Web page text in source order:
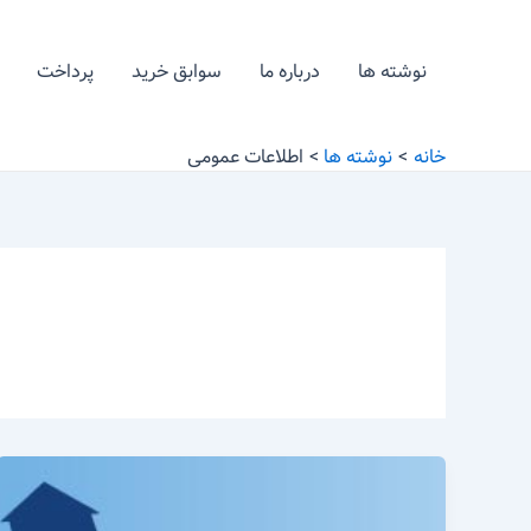
نوشته ها درباره ما سوابق خرید پرداخت
خانه نوشته ها اطلاعات عمومی